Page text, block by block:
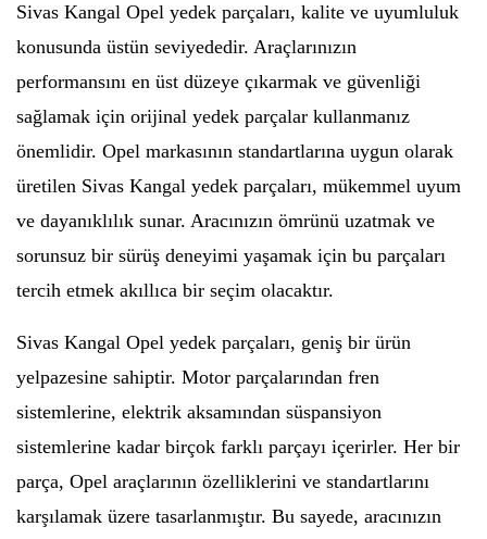
Sivas Kangal Opel yedek parçaları, kalite ve uyumluluk
konusunda üstün seviyededir. Araçlarınızın
performansını en üst düzeye çıkarmak ve güvenliği
sağlamak için orijinal yedek parçalar kullanmanız
önemlidir. Opel markasının standartlarına uygun olarak
üretilen Sivas Kangal yedek parçaları, mükemmel uyum
ve dayanıklılık sunar. Aracınızın ömrünü uzatmak ve
sorunsuz bir sürüş deneyimi yaşamak için bu parçaları
tercih etmek akıllıca bir seçim olacaktır.
Sivas Kangal Opel yedek parçaları, geniş bir ürün
yelpazesine sahiptir. Motor parçalarından fren
sistemlerine, elektrik aksamından süspansiyon
sistemlerine kadar birçok farklı parçayı içerirler. Her bir
parça, Opel araçlarının özelliklerini ve standartlarını
karşılamak üzere tasarlanmıştır. Bu sayede, aracınızın